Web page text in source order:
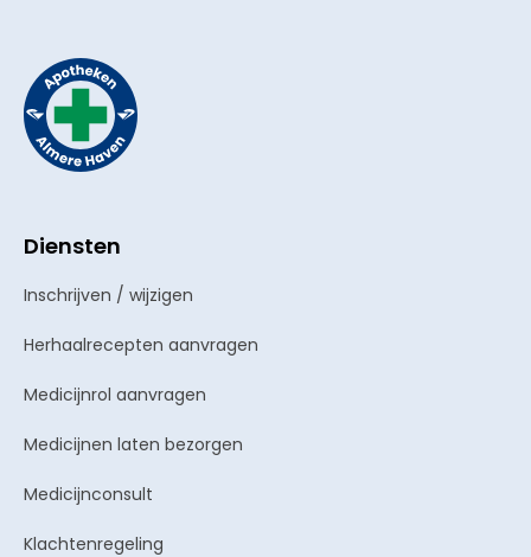
Diensten
Inschrijven / wijzigen
Herhaalrecepten aanvragen
Medicijnrol aanvragen
Medicijnen laten bezorgen
Medicijnconsult
Klachtenregeling